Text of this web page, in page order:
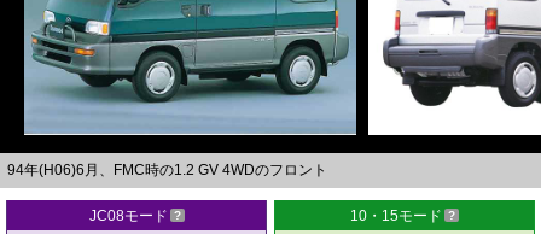
94年(H06)6月、FMC時の1.2 GV 4WDのフロント
JC08モード 10・15モード